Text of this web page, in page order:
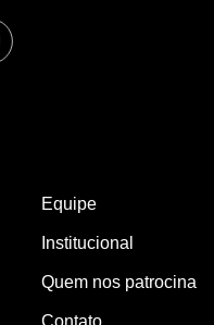
Equipe
Institucional
Quem nos patrocina
Contato